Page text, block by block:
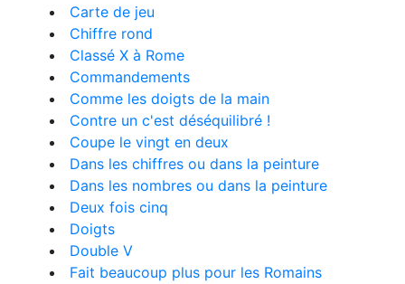
Carte de jeu
Chiffre rond
Classé X à Rome
Commandements
Comme les doigts de la main
Contre un c'est déséquilibré !
Coupe le vingt en deux
Dans les chiffres ou dans la peinture
Dans les nombres ou dans la peinture
Deux fois cinq
Doigts
Double V
Fait beaucoup plus pour les Romains